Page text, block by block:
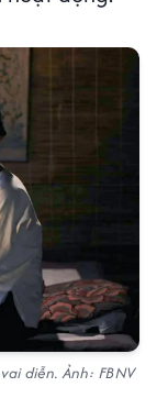
diễn. Ảnh: FBNV